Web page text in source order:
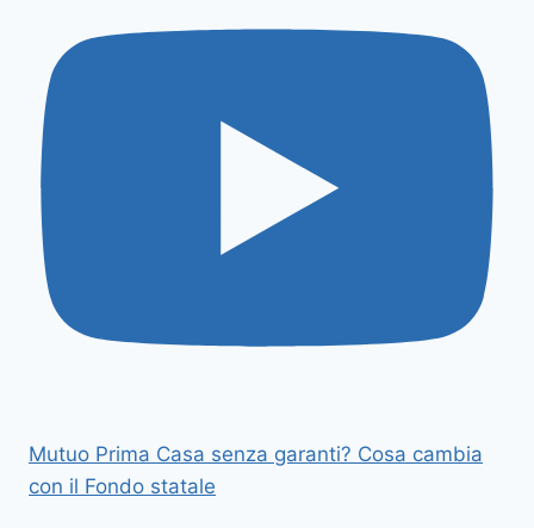
Mutuo Prima Casa senza garanti? Cosa cambia
con il Fondo statale